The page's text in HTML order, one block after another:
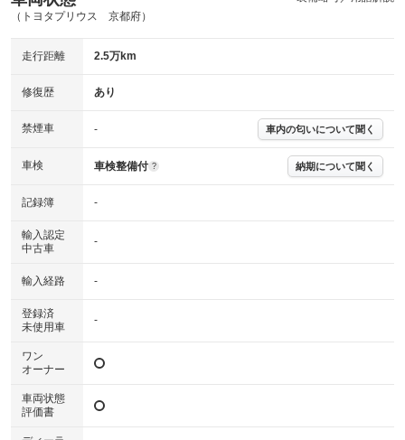
※グー故障診断は保証サービスではございません。購入時は必ず現車をご
※実際にお渡しする故障診断書につきましては、形式および表示項目が異
※グー故障診断書はあくまでも実施時点での診断結果となります。将来に
わたり車両状態を担保するものではありませんので、車両情報等の詳細は
（トヨタプリウス 京都府）
走行距離 2.5万km
修復歴 あり
禁煙車 - 車内の匂いについて聞く
車検 車検整備付 ? 納期について聞く
記録簿 -
輸入認定
中古車
-
輸入経路 -
登録済
未使用車
-
ワン
オーナー
車両状態
評価書